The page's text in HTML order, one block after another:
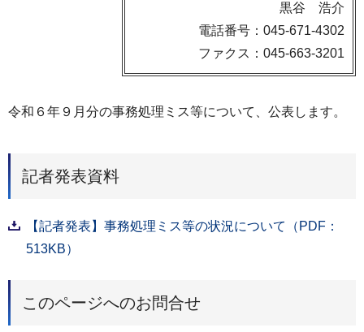
黒谷 浩介
電話番号：045-671-4302
ファクス：045-663-3201
令和６年９月分の事務処理ミス等について、公表します。
記者発表資料
【記者発表】事務処理ミス等の状況について（PDF：
513KB）
このページへのお問合せ